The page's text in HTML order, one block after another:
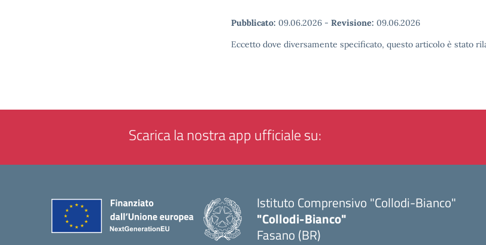
Pubblicato: 09.06.2026 - Revisione: 09.06.2026
Eccetto dove diversamente specificato, questo articolo è stato
Scarica la nostra app ufficiale su:
Istituto Comprensivo "Collodi-Bianco"
"Collodi-Bianco"
Fasano (BR)